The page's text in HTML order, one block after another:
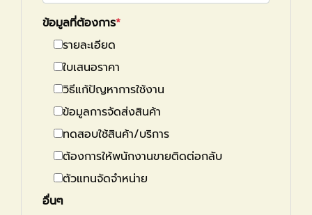
ข้อมูลที่ต้องการ
รายละเอียด
ใบเสนอราคา
วิธีแก้ปัญหาการใช้งาน
ข้อมูลการจัดส่งสินค้า
ทดสอบใช้สินค้า/บริการ
ต้องการให้พนักงานขายติดต่อกลับ
ตัวแทนจัดจำหน่าย
อื่นๆ